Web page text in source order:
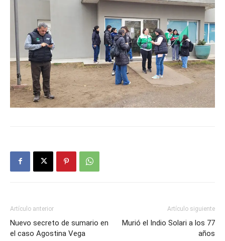
Artículo anterior
Nuevo secreto de sumario en
el caso Agostina Vega
Artículo siguiente
Murió el Indio Solari a los 77
años